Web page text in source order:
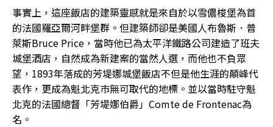
事實上，這座飯店的建築靈感就是來自於以雪儂梭堡為首
的法國羅亞爾河畔堡群。但建築師卻是美國人布魯斯．普
萊斯Bruce Price，當時他已為太平洋鐵路公司建造了班夫
城堡酒店，自然成為新建案的當然人選，而他也不負眾
望，1893年落成的芳堤娜城堡飯店不但是他生涯的顛峰代
表作，更成為魁北克巿無可取代的地標。並以當時駐守魁
北克的法國總督「芳堤娜伯爵」Comte de Frontenac為
名。